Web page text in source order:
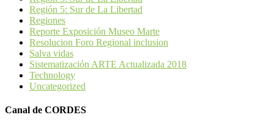
Región 5: Sur de La Libertad
Regiones
Reporte Exposición Museo Marte
Resolucion Foro Regional inclusion
Salva vidas
Sistematización ARTE Actualizada 2018
Technology
Uncategorized
Canal de CORDES